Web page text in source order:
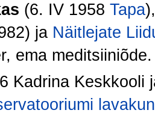
(6. IV 1958 Tapa
ja Näitlejate
ema meditsiiniõde.
Kadrina Keskkooli